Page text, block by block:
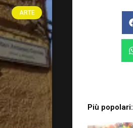
ARTE
Più popolari: